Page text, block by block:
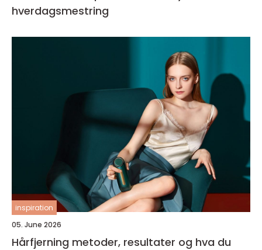
hverdagsmestring
inspiration
05. June 2026
Hårfjerning metoder, resultater og hva du